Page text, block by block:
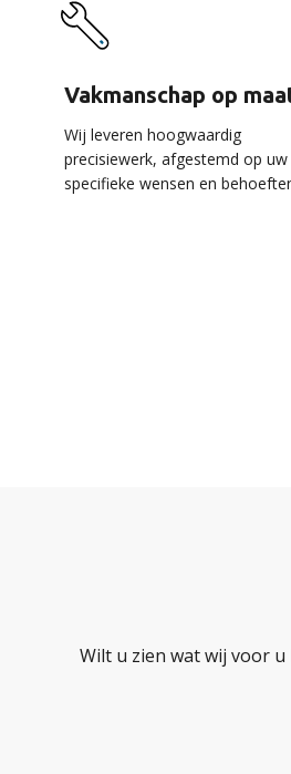
Vakmanschap op
Wij leveren hoogwaardig
precisiewerk, afgestemd op uw
specifieke wensen en
Wilt u zien wat wij voor